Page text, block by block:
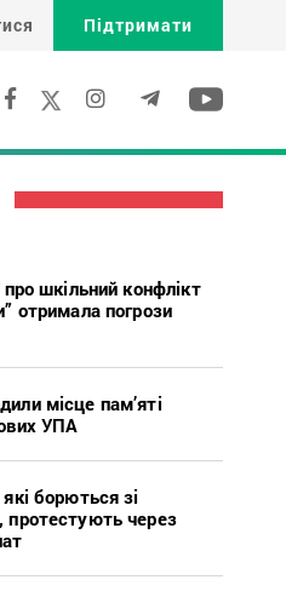
Підтримати
про шкільний конфлікт
отримала погрози
місце пам’яті
УПА
борються зі
протестують через